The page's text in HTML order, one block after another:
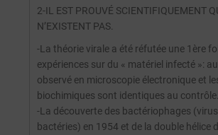
2-IL EST PROUVÉ SCIENTIFIQUEMENT
N’EXISTENT PAS.
-La théorie virale a été réfutée une 1ère
expériences sur du « matériel infecté »:
observé en microscopie électronique et
biochimiques sont identiques au contrôle.
-La découverte des bactériophages
bactéries) en 1954 et de la double hélice